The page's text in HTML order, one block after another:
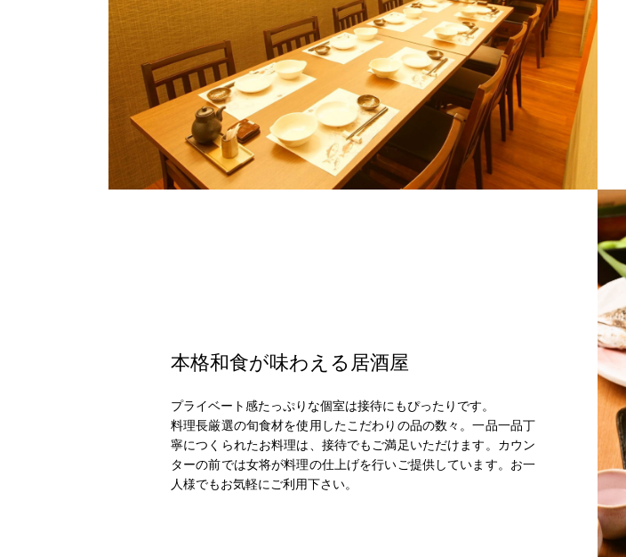
本格和食が味わえる居酒屋
プライベート感たっぷりな個室は接待にもぴったりです。
料理長厳選の旬食材を使用したこだわりの品の数々。一品一品丁
寧につくられたお料理は、接待でもご満足いただけます。カウン
ターの前では女将が料理の仕上げを行いご提供しています。お一
人様でもお気軽にご利用下さい。